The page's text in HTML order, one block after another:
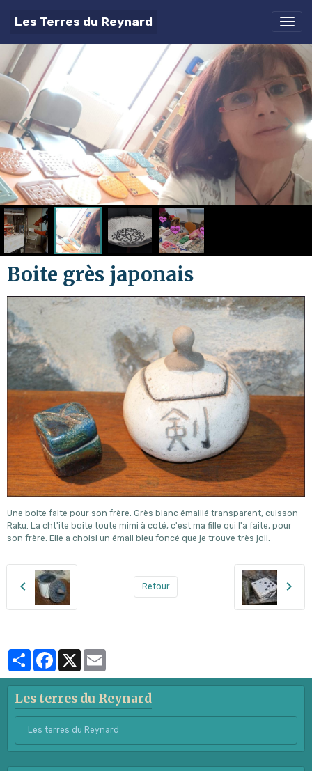
Les Terres du Reynard
Boite grès japonais
Une boite faite pour son frère. Grès blanc émaillé transparent, cuisson
Raku. La cht'ite boite toute mimi à coté, c'est ma fille qui l'a faite, pour
son frère. Elle a choisi un émail bleu foncé que je trouve très joli.
Retour
PartagerFacebook
X
Les terres du Reynard
Les terres du Reynard